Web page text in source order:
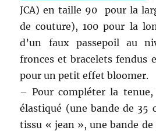
JCA) en taille 90 pour la
de couture), 100 pour la
d’un faux passepoil au
fronces et bracelets fendus
pour un petit effet bloomer.
– Pour compléter la
élastiqué (une bande de 35
tissu « jean », une bande